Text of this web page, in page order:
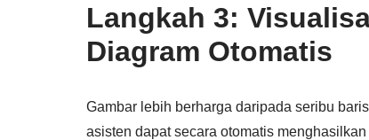
Langkah 3:
Diagram Otomatis
Gambar lebih berharga daripada seribu
asisten dapat secara otomatis menghasilkan